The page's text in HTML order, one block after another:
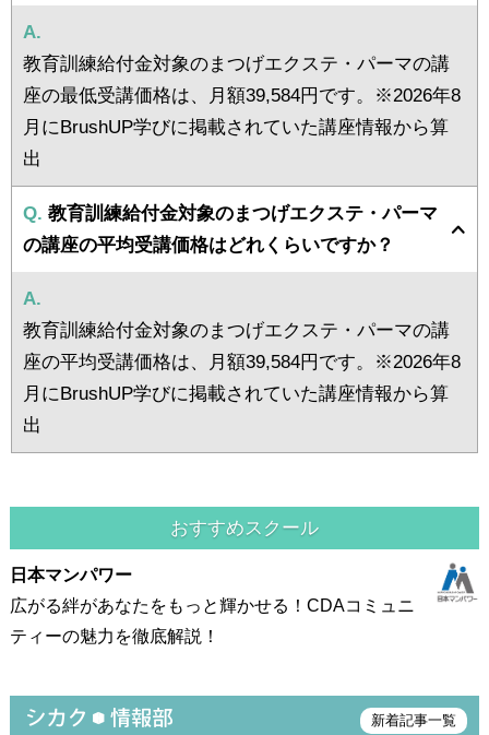
A.
教育訓練給付金対象のまつげエクステ・パーマの講
座の最低受講価格は、月額39,584円です。※2026年8
月にBrushUP学びに掲載されていた講座情報から算
出
Q. 教育訓練給付金対象のまつげエクステ・パーマ
の講座の平均受講価格はどれくらいですか？
A.
教育訓練給付金対象のまつげエクステ・パーマの講
座の平均受講価格は、月額39,584円です。※2026年8
月にBrushUP学びに掲載されていた講座情報から算
出
おすすめスクール
日本マンパワー
広がる絆があなたをもっと輝かせる！CDAコミュニ
ティーの魅力を徹底解説！
新着記事一覧